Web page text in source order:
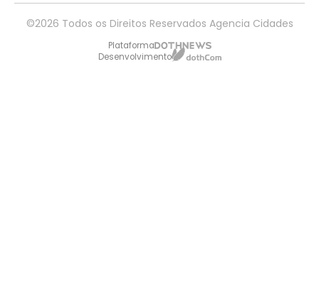
©2026 Todos os Direitos Reservados Agencia Cidades
Plataforma
Desenvolvimento